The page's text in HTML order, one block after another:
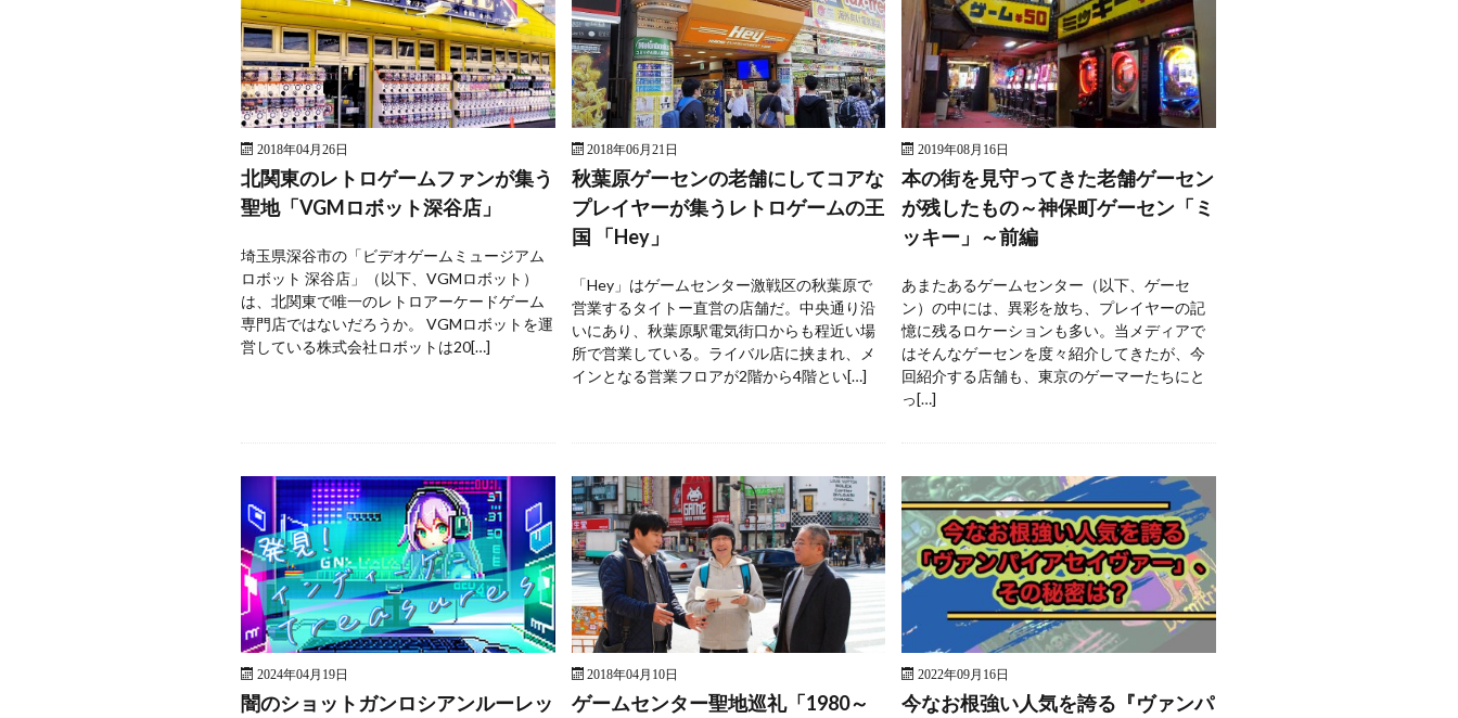
2018年04月26日
北関東のレトロゲームファンが集う
聖地「VGMロボット深谷店」
埼玉県深谷市の「ビデオゲームミュージアム
ロボット 深谷店」（以下、VGMロボット）
は、北関東で唯一のレトロアーケードゲーム
専門店ではないだろうか。 VGMロボットを運
営している株式会社ロボットは20[…]
2018年06月21日
秋葉原ゲーセンの老舗にしてコアな
プレイヤーが集うレトロゲームの王
国 「Hey」
「Hey」はゲームセンター激戦区の秋葉原で
営業するタイトー直営の店舗だ。中央通り沿
いにあり、秋葉原駅電気街口からも程近い場
所で営業している。ライバル店に挟まれ、メ
インとなる営業フロアが2階から4階とい[…]
2019年08月16日
本の街を見守ってきた老舗ゲーセン
が残したもの～神保町ゲーセン「ミ
ッキー」～前編
あまたあるゲームセンター（以下、ゲーセ
ン）の中には、異彩を放ち、プレイヤーの記
憶に残るロケーションも多い。当メディアで
はそんなゲーセンを度々紹介してきたが、今
回紹介する店舗も、東京のゲーマーたちにと
っ[…]
2024年04月19日
闇のショットガンロシアンルーレッ
2018年04月10日
ゲームセンター聖地巡礼「1980～
2022年09月16日
今なお根強い人気を誇る『ヴァンパ